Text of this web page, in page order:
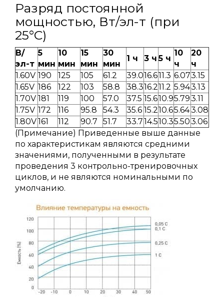
Разряд постоянной
мощностью, Вт/эл-т (при
25°С)
В/
эл-т
5
мин
10
мин
15
мин
30
мин
1 ч 3 ч 5 ч
10
ч
20
ч
1.60V 190 125 105 61.2 39.016.611.3 6.073.15
1.65V 186 122 103 58.8 38.316.211.2 5.943.13
1.70V 181 119 100 57.0 37.5 15.610.95.793.11
1.75V 172 116 95.8 54.3 35.6 15.210.65.643.08
1.80V161 112 90.7 51.7 33.714.510.35.503.06
(Примечание) Приведенные выше данные
по характеристикам являются средними
значениями, полученными в результате
проведения 3 контрольно-тренировочных
циклов, и не являются номинальными по
умолчанию.